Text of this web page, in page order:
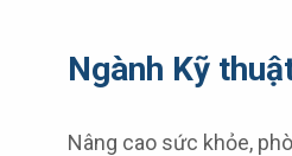
Ngành Kỹ
Nâng cao sức khỏe,